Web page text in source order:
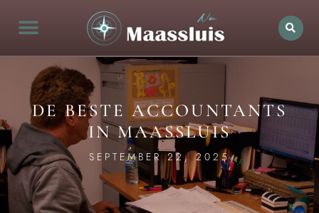
DE BESTE ACCOUNTANTS
IN MAASSLUIS
SEPTEMBER 22, 2025